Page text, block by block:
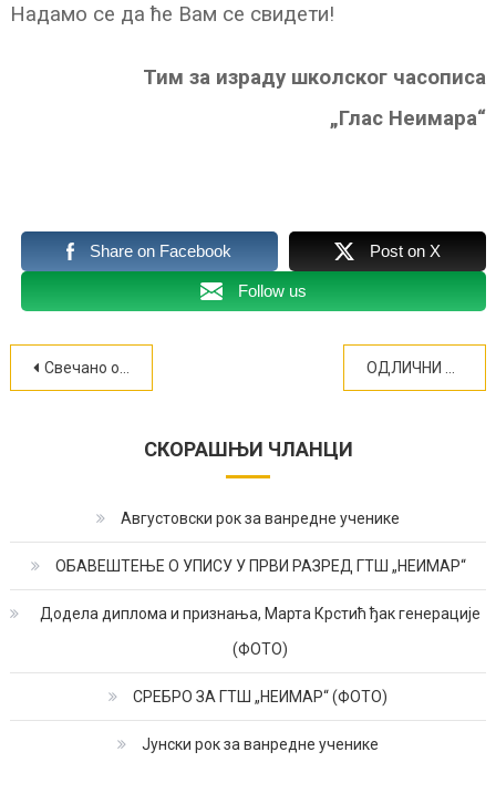
Надамо се да ће Вам се свидети!
Тим за израду школског часописа
„Глас Неимара“
Share on Facebook Post on X
Follow us
Кретање
Свечано обележена школска слава Свети Сава (ФОТО)
СКОРАШЊИ ЧЛАНЦИ
Августовски рок за ванредне ученике
ОБАВЕШТЕЊЕ О УПИСУ У ПРВИ РАЗРЕД ГТШ „НЕИМАР“
Додела диплома и признања, Марта Крстић ђак генерације
(ФОТО)
СРЕБРО ЗА ГТШ „НЕИМАР“ (ФОТО)
Јунски рок за ванредне ученике